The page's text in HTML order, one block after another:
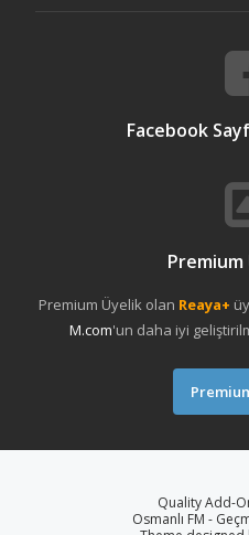
Facebook
Premium
Premium Üyelik olan Reaya+
M.com'un daha iyi
Quality Add-
Osmanlı FM -